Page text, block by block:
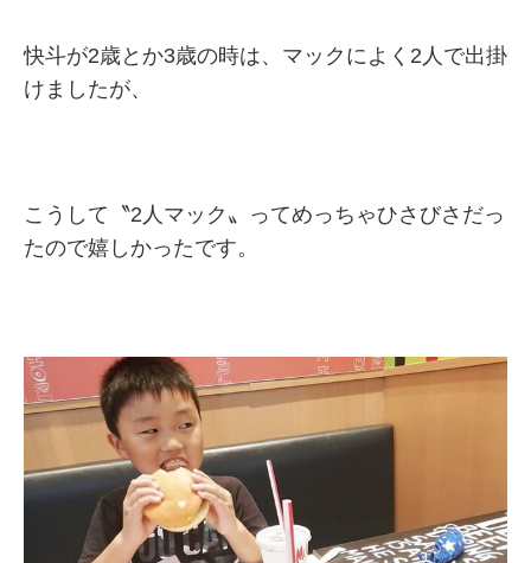
快斗が2歳とか3歳の時は、マックによく2人で出掛
けましたが、
こうして〝2人マック〟ってめっちゃひさびさだっ
たので嬉しかったです。